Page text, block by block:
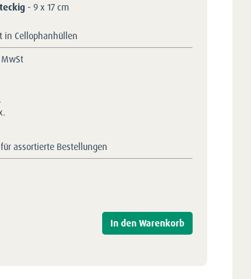
- 9 x 17 cm
in Cellophanhüllen
assortierte Bestellungen